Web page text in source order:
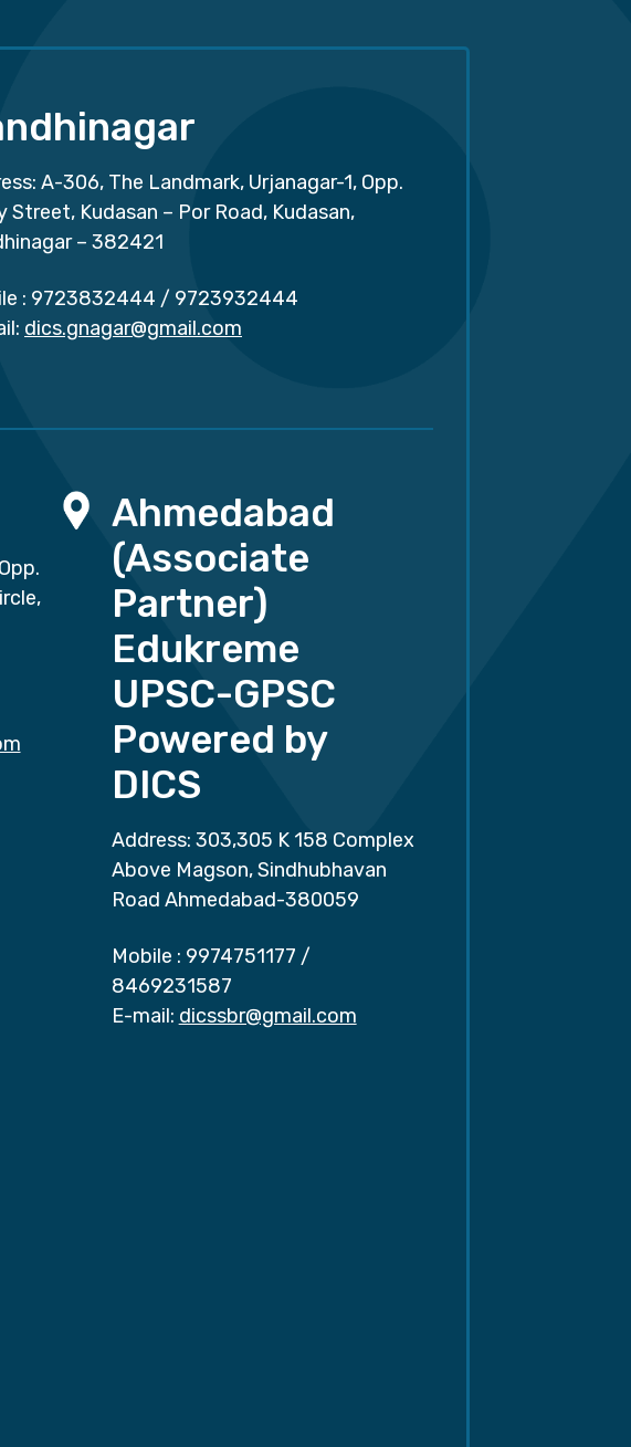
A-306, The Landmark, Urjanagar-1, Opp.
Street, Kudasan – Por Road, Kudasan,
– 382421
: 9723832444 / 9723932444
dics.gnagar@gmail.com
Ahmedabad
(Associate
Partner)
Edukreme
UPSC-GPSC
Powered by
DICS
Address: 303,305 K 158 Complex
Above Magson, Sindhubhavan
Road Ahmedabad-380059
Mobile : 9974751177 /
8469231587
E-mail: dicssbr@gmail.com